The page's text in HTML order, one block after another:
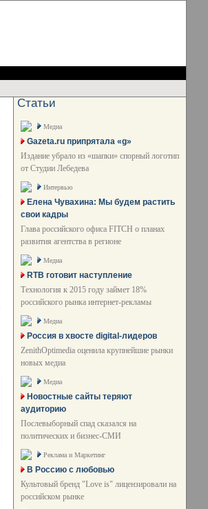
Статьи
Медиа
Gazeta.ru припрятала «g»
Издание убрало из «шапки» спорный логотип
от Студии Лебедева
Интервью
Елена Чувахина: Мы будем растить
свои кадры
Глава российского офиса FITCH о планах
развития агентства в регионе
Медиа
RTB готовит наступление
Технология к 2015 году займет 18%
российского рынка интернет-рекламы
Медиа
Россия в хвосте digital-лидеров
ZenithOptimedia оценила крупнейшие рынки
новых медиа
Медиа
Новостные сайты теряют
аудиторию
Послевыборный спад сказался на
политических и бизнес-СМИ
Реклама и Маркетинг
В Россию с любовью
Культовый бренд "Love is" лицензировали на
российском рынке